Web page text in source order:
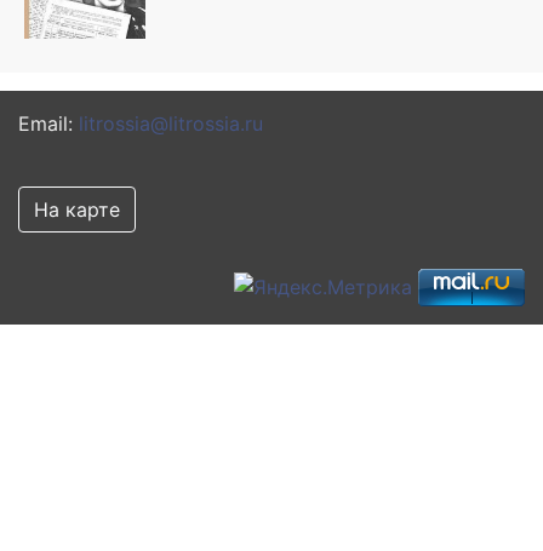
Email: litrossia@litrossia.ru
На карте